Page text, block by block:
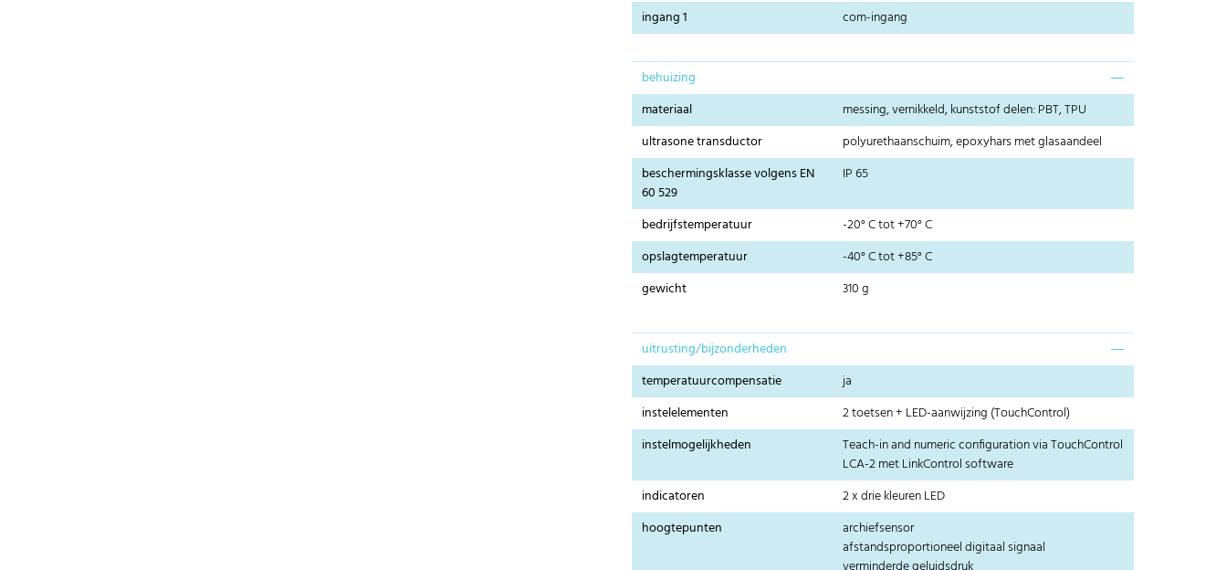
ingang 1
com-ingang
behuizing
materiaal
messing, vernikkeld, kunststof delen: PBT, TPU
ultrasone transductor
polyurethaanschuim, epoxyhars met glasaandeel
beschermingsklasse volgens EN
60 529
IP 65
bedrijfstemperatuur
-20° C tot +70° C
opslagtemperatuur
-40° C tot +85° C
gewicht
310 g
uitrusting/bijzonderheden
temperatuurcompensatie
ja
instelelementen
2 toetsen + LED-aanwijzing (TouchControl)
instelmogelijkheden
Teach-in and numeric configuration via TouchControl
LCA-2 met LinkControl software
indicatoren
2 x drie kleuren LED
hoogtepunten
archiefsensor
afstandsproportioneel digitaal signaal